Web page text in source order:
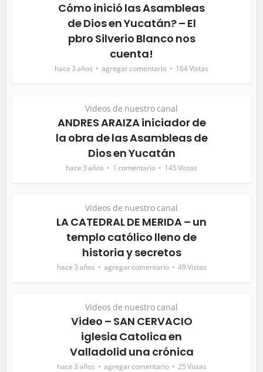
Cómo inició las Asambleas
de Dios en Yucatán? – El
pbro Silverio Blanco nos
cuenta!
hace 3 años agregar comentario 164 Vistas
Videos de nuestro canal
ANDRES ARAIZA iniciador de
la obra de las Asambleas de
Dios en Yucatán
hace 3 años 1 comentario 145 Vistas
Videos de nuestro canal
LA CATEDRAL DE MERIDA – un
templo católico lleno de
historia y secretos
hace 3 años agregar comentario 49 Vistas
Videos de nuestro canal
Video – SAN CERVACIO
iglesia Catolica en
Valladolid una crónica
hace 3 años agregar comentario 25 Vistas